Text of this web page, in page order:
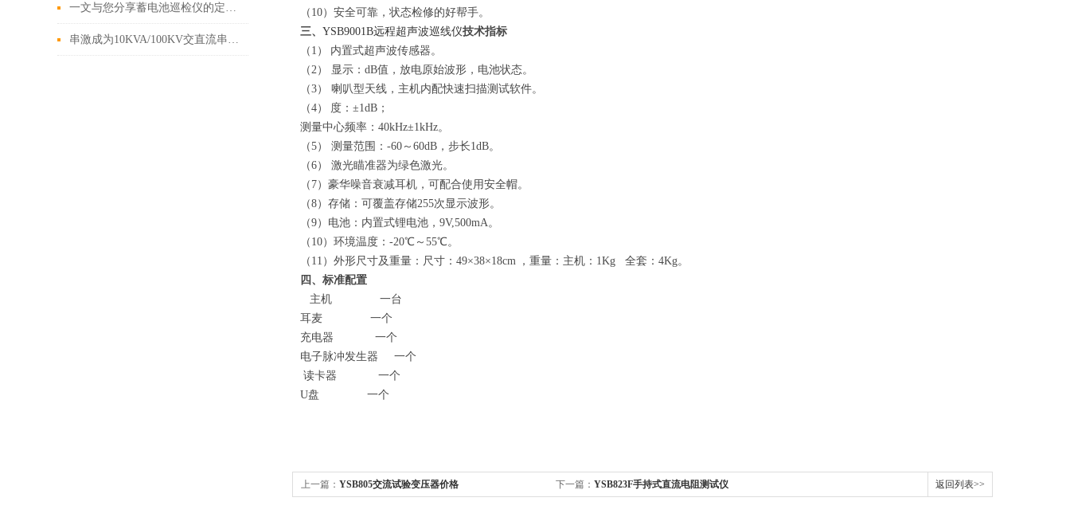
一文与您分享蓄电池巡检仪的定期维护保养方法
串激成为10KVA/100KV交直流串激试验变压器该怎样配置
（10）安全可靠，状态检修的好帮手。
三、 YSB9001B远程超声波巡线仪技术指标
（ 1 ） 内置式超声波传感器。
（2） 显示： dB值， 放电原始波形， 电池状态。
（3） 喇叭型天线，主机内配快速扫描测试软件。
（4）
度：±1dB；
测量中心频率：40kHz±1kHz。
（5） 测量范围：-60～60dB，步长1dB。
（6） 激光瞄准器为绿色激光。
（7） 豪华噪音衰减耳机，可配合使用安全帽。
（8） 存储 ： 可覆盖存储255次显示波形。
（9） 电池 ：内置式锂电池，9V,500mA。
（10）环境温度 ： -20℃～55℃。
（11）外形尺寸及重量： 尺寸 ：49×38×18cm ， 重量 ： 主机：1Kg 全套： 4Kg。
四、标准配置
主机 一台
耳麦 一个
充电器 一个
电子脉冲发生器 一个
读卡器 一个
U盘 一个
上一篇： YSB805交流试验变压器价格 下一篇： YSB823F手持式直流电阻测试仪 返回列表>>